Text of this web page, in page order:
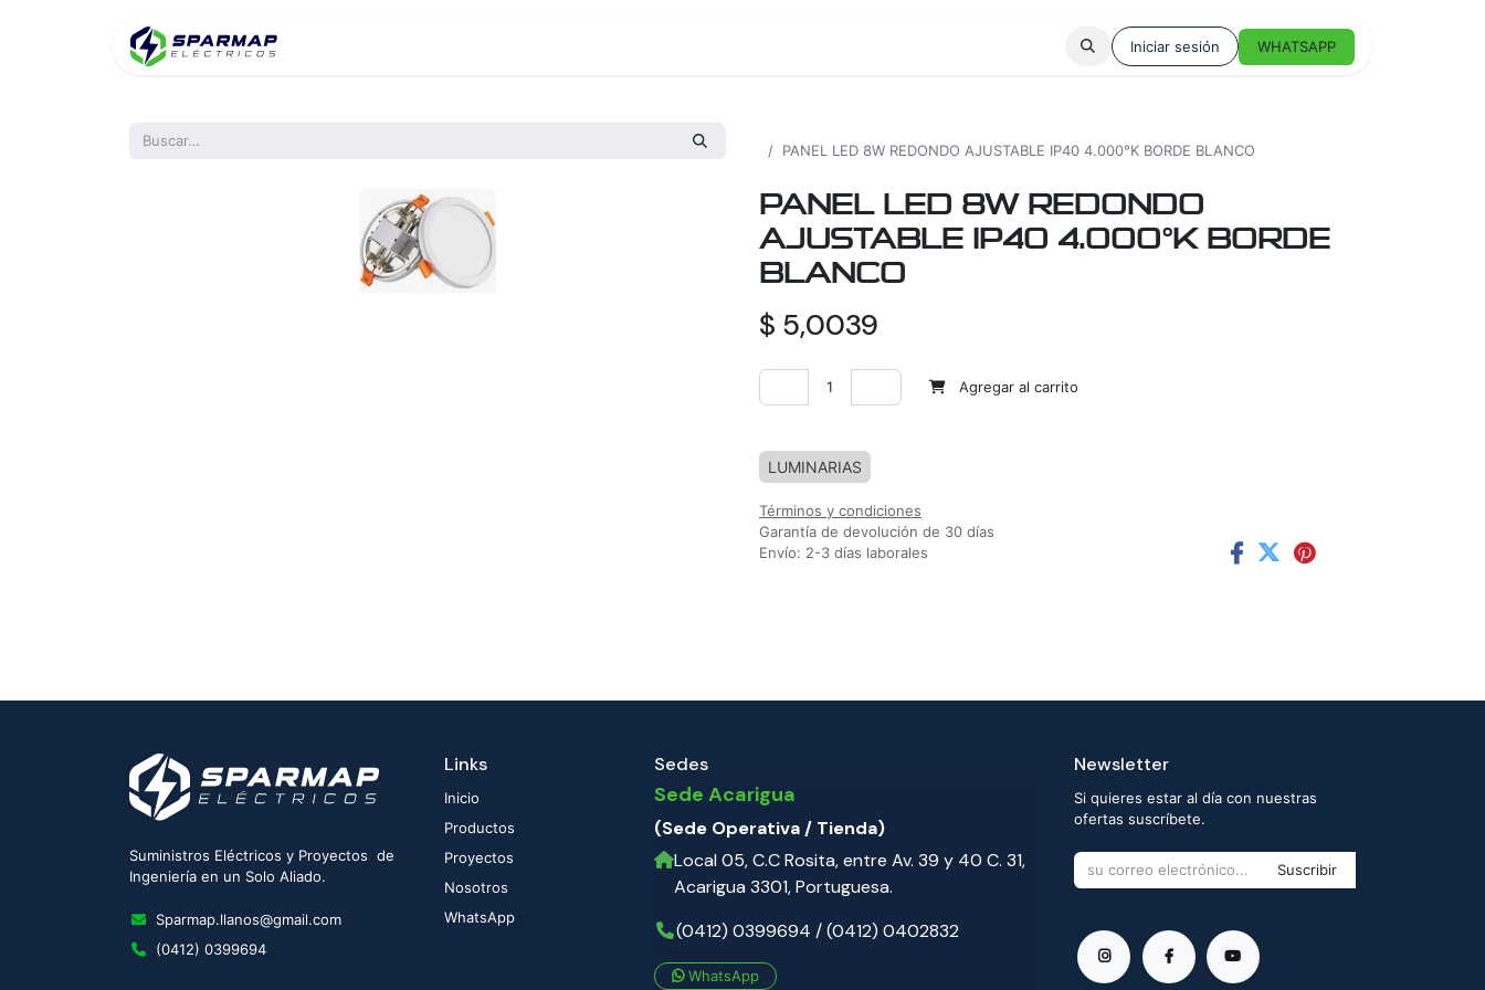
Iniciar sesión WHATSAPP
PANEL LED 8W REDONDO AJUSTABLE IP40 4.000°K BORDE BLANCO
PANEL LED 8W REDONDO
AJUSTABLE IP40 4.000°K BORDE
BLANCO
$ 5,0039
Agregar al carrito
LUMINARIAS
Términos y condiciones
Garantía de devolución de 30 días
Envío: 2-3 días laborales
Suministros Eléctricos y Proyectos de
Ingeniería en un Solo Aliado.
Sparmap.llanos@gmail.com
(0412) 0399694
Links
Inicio
Productos
Proyectos
Nosotros
WhatsApp
Sedes
Sede Acarigua
(Sede Operativa / Tienda)
Local 05, C.C Rosita, entre Av. 39 y 40 C. 31,
Acarigua 3301, Portuguesa.
(0412) 0399694 / (0412) 0402832
WhatsApp
Newsletter
Si quieres estar al día con nuestras
ofertas suscríbete.
Suscribir